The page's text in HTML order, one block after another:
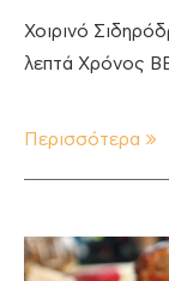
Χοιρινό
λεπτά Χρόνος
Περισσότερα